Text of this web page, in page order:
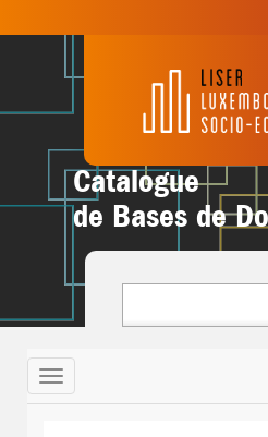
Catalogue
de Bases de
Toggle
navigation